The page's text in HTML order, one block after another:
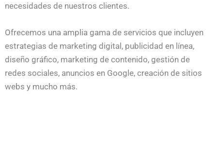
necesidades de nuestros clientes.
Ofrecemos una amplia gama de servicios que incluyen
estrategias de marketing digital, publicidad en línea,
diseño gráfico, marketing de contenido, gestión de
redes sociales, anuncios en Google, creación de sitios
webs y mucho más.